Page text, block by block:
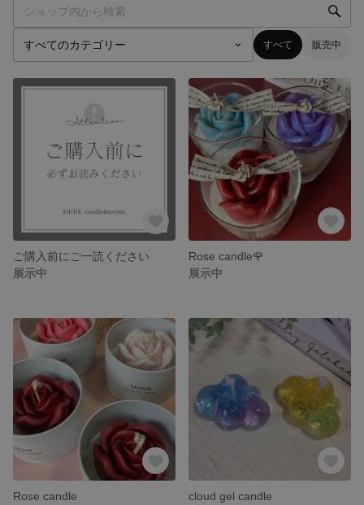
すべて 販売中
ご購入前にご一読ください
展示中
Rose candle🌹
展示中
Rose candle
cloud gel candle